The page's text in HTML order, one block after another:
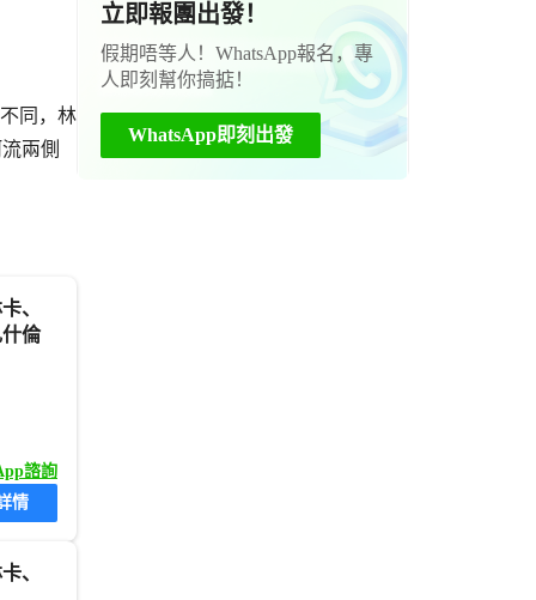
同，林
兩側
倫
諮詢
情
立即報團出發！
假期唔等人！WhatsApp報名，專
人即刻幫你搞掂！
WhatsApp即刻出發